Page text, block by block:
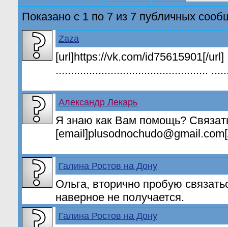
Показано с 1 по 7 из 7 публичных
Zaza
[url]https://vk.com/id75615901[/url]
..................................................
Александр Лекарь
Я знаю как Вам помощь?
Галина Ростов на Дону
Ольга, вторично пробую
наверное не получается.
Галина Ростов на Дону